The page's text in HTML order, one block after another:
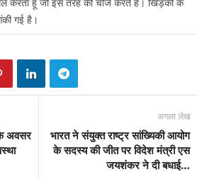
करता हूं जो इस तरह की चीजें करते हैं। खिड़की के
गई है।
अवसर
अगला लेख
भारत ने संयुक्त राष्ट्र सांख्यिकी आयोग
के सदस्य की जीत पर विदेश मंत्री एस
जयशंकर ने दी बधाई…